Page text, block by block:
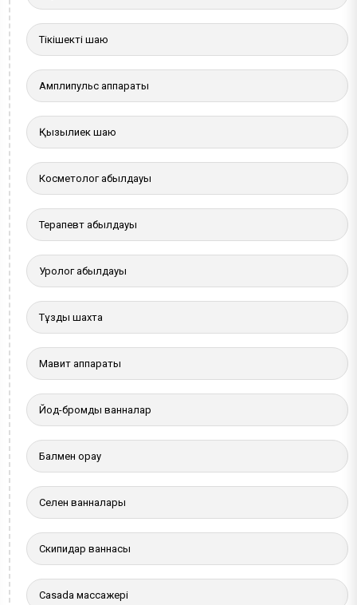
Тікішекті шаю
Амплипульс аппараты
Қызылиек шаю
Косметолог қабылдауы
Терапевт қабылдауы
Уролог қабылдауы
Тұзды шахта
Мавит аппараты
Йод-бромды ванналар
Балмен орау
Селен ванналары
Скипидар ваннасы
Casada массажері